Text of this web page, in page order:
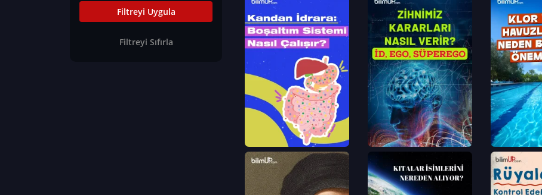
Eğitim Bilimleri
Büşra Elif Kıvrak
Can TORUN
Filtreyi Uygula
Filtreyi Sıfırla